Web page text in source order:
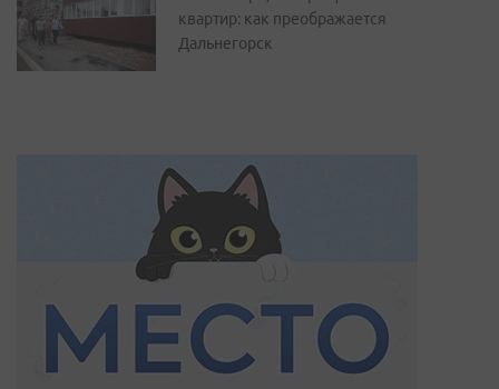
квартир: как преображается
Дальнегорск